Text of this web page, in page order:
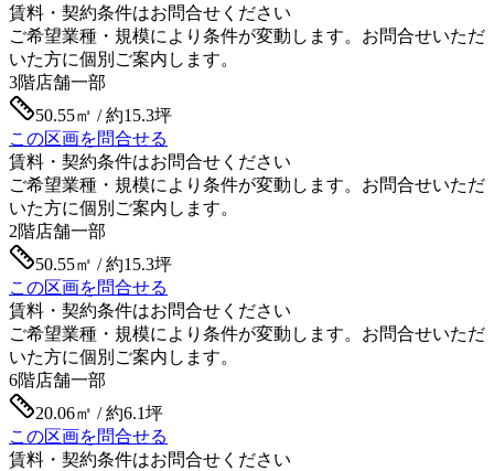
賃料・契約条件はお問合せください
ご希望業種・規模により条件が変動します。お問合せいただ
いた方に個別ご案内します。
3階店舗一部
50.55㎡ / 約15.3坪
この区画を問合せる
賃料・契約条件はお問合せください
ご希望業種・規模により条件が変動します。お問合せいただ
いた方に個別ご案内します。
2階店舗一部
50.55㎡ / 約15.3坪
この区画を問合せる
賃料・契約条件はお問合せください
ご希望業種・規模により条件が変動します。お問合せいただ
いた方に個別ご案内します。
6階店舗一部
20.06㎡ / 約6.1坪
この区画を問合せる
賃料・契約条件はお問合せください